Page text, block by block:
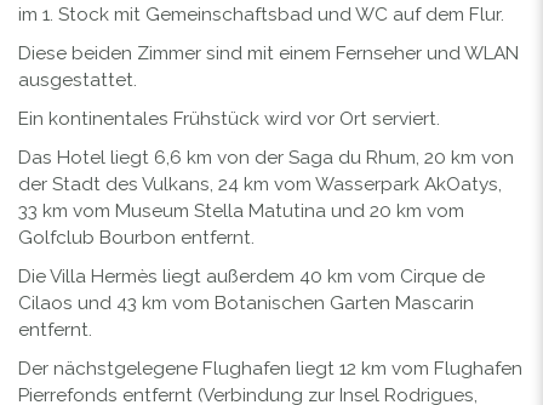
im 1. Stock mit Gemeinschaftsbad und WC auf dem Flur.
Diese beiden Zimmer sind mit einem Fernseher und WLAN
ausgestattet.
Ein kontinentales Frühstück wird vor Ort serviert.
Das Hotel liegt 6,6 km von der Saga du Rhum, 20 km von
der Stadt des Vulkans, 24 km vom Wasserpark AkOatys,
33 km vom Museum Stella Matutina und 20 km vom
Golfclub Bourbon entfernt.
Die Villa Hermès liegt außerdem 40 km vom Cirque de
Cilaos und 43 km vom Botanischen Garten Mascarin
entfernt.
Der nächstgelegene Flughafen liegt 12 km vom Flughafen
Pierrefonds entfernt (Verbindung zur Insel Rodrigues,